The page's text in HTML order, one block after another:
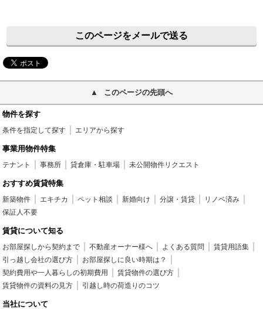
このページをメールで送る
このページの先頭へ
物件を探す
条件を指定して探す エリアから探す
事業用物件特集
テナント 事務所 貸倉庫・駐車場 未公開物件リクエスト
おすすめ賃貸特集
新築物件 エキチカ ペット相談 新婚向け 分譲・賃貸
リノベ済み
保証人不要
賃貸について知る
お部屋探しから契約まで 不動産オーナー様へ よくある質問
賃貸用語集
引っ越し会社の選び方
お部屋探しに良い時期は？
契約費用や一人暮らしの初期費用
賃貸物件の選び方
賃貸物件の資料の見方
引越し時の荷造りのコツ
当社について